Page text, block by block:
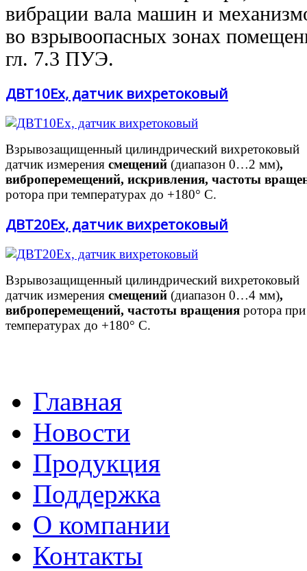
вибрации вала машин и
во взрывоопасных зонах
гл. 7.3 ПУЭ.
ДВТ10Ex, датчик вихретоковый
Взрывозащищенный цилиндрический вихретоковый
датчик измерения смещений (диапазон 0…2 мм),
виброперемещений, искривления, частоты
ротора при температурах до +180° C.
ДВТ20Ex, датчик вихретоковый
Взрывозащищенный цилиндрический вихретоковый
датчик измерения смещений (диапазон 0…4 мм),
виброперемещений, частоты вращения ротора при
температурах до +180° C.
Главная
Новости
Продукция
Поддержка
О компании
Контакты